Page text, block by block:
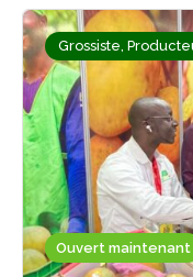
Ouvert maintenant
Grossiste,